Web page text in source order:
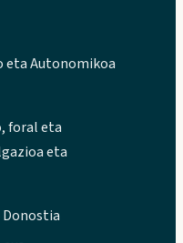
eta Autonomikoa
foral eta
eta
Donostia